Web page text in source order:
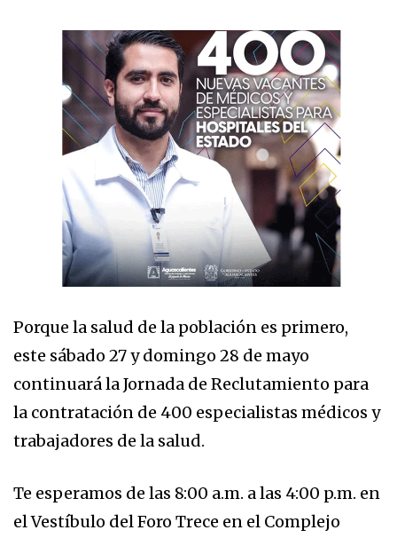
Porque la salud de la población es primero,
este sábado 27 y domingo 28 de mayo
continuará la Jornada de Reclutamiento para
la contratación de 400 especialistas médicos y
trabajadores de la salud.
Te esperamos de las 8:00 a.m. a las 4:00 p.m. en
el Vestíbulo del Foro Trece en el Complejo